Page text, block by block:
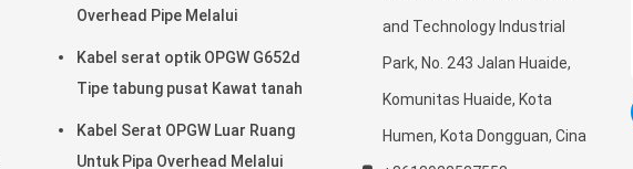
Overhead Pipe Melalui
Kabel serat optik OPGW G652d
Tipe tabung pusat Kawat tanah
Kabel Serat OPGW Luar Ruang
Untuk Pipa Overhead Melalui
and Technology Industrial
Park, No. 243 Jalan Huaide,
Komunitas Huaide, Kota
Humen, Kota Dongguan, Cina